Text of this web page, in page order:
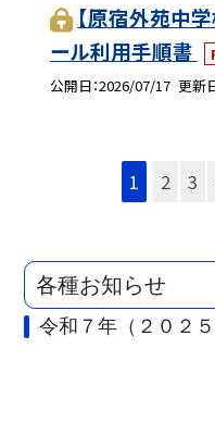
【原宿外苑中
ール利用手順書
公開日 2026/07/17 更新
1 2 3
各種お知らせ
令和７年（２０２